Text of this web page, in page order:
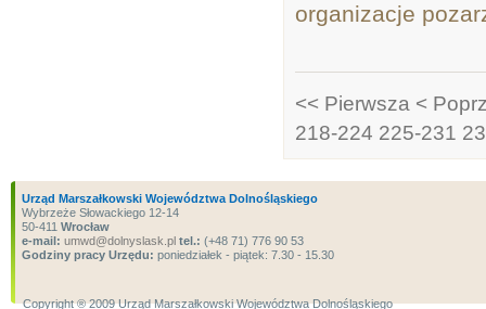
organizacje
<< Pierwsza <
218-224 225-231
Urząd Marszałkowski Województwa Dolnośląskiego
Wybrzeże Słowackiego 12-14
50-411 Wrocław
e-mail: umwd@dolnyslask.pl tel.: (+48 71) 776 90 53
Godziny pracy Urzędu: poniedziałek - piątek: 7.30 - 15.30
Copyright ® 2009 Urząd Marszałkowski Województwa Dolnośląskiego